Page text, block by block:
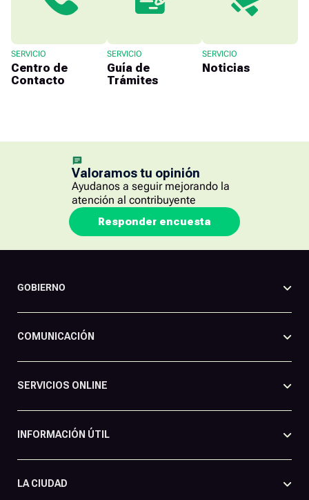
SERVICIO
Centro de
Contacto
SERVICIO
Guía de
Trámites
SERVICIO
Noticias
Valoramos tu opinión
Ayudanos a seguir mejorando la
atención al contribuyente
Responder encuesta
GOBIERNO
COMUNICACIÓN
SERVICIOS ONLINE
INFORMACIÓN ÚTIL
LA CIUDAD